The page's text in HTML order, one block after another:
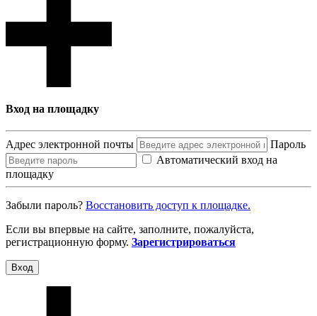
Вход на площадку
Адрес электронной почты
Пароль
Автоматический вход на
площадку
Забыли пароль? Восcтановить доступ к площадке.
Если вы впервые на сайте, заполните, пожалуйста,
регистрационную форму. Зарегистрироваться
Вход